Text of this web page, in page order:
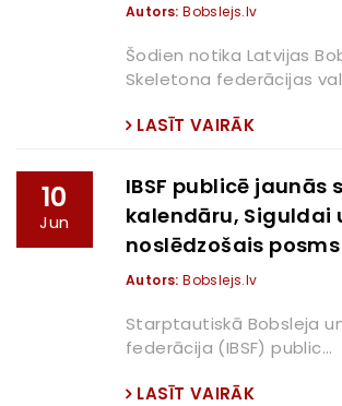
Autors: Bobslejs.lv
Šodien notika Latvijas
Skeletona federācijas
LASĪT VAIRĀK
10
Jun
IBSF publicē jaunās
kalendāru, Siguldai
noslēdzošais posms
Autors: Bobslejs.lv
Starptautiskā Bobsleja
federācija (IBSF) public...
LASĪT VAIRĀK